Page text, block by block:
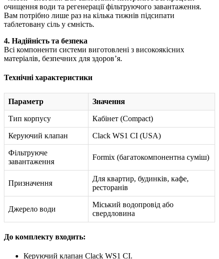
очищення води та регенерації фільтруючого завантаження.
Вам потрібно лише раз на кілька тижнів підсипати
таблетовану сіль у ємність.
4. Надійність та безпека
Всі компоненти системи виготовлені з високоякісних
матеріалів, безпечних для здоров’я.
Технічні характеристики
Параметр Значення
Тип корпусу Кабінет (Compact)
Керуючий клапан Clack WS1 CI (USA)
Фільтруюче
завантаження
Formix (багатокомпонентна суміш)
Призначення
Для квартир, будинків, кафе,
ресторанів
Джерело води
Міський водопровід або
свердловина
До комплекту входить:
Керуючий клапан Clack WS1 CI.